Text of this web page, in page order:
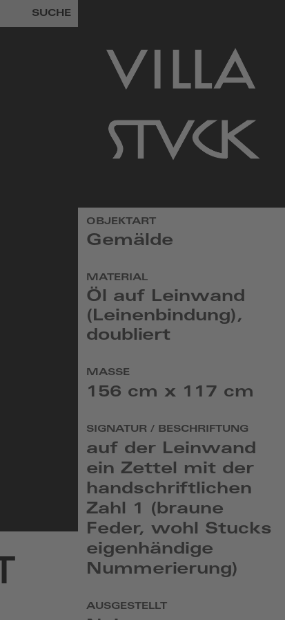
SUCHE
Startseite
OBJEKTART
Gemälde
MATERIAL
Öl auf Leinwand
(Leinenbindung),
doubliert
MASSE
156 cm x 117 cm
SIGNATUR / BESCHRIFTUNG
auf der Leinwand
ein Zettel mit der
handschriftlichen
Zahl 1 (braune
Feder, wohl Stucks
eigenhändige
Nummerierung)
AUSGESTELLT